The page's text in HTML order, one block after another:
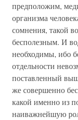
предположим,
организма
сомнения, такой
бесполезным. И
необходимы, ибо
отдельности
поставленный
же совершенно
какой именно из
наиважнейшую